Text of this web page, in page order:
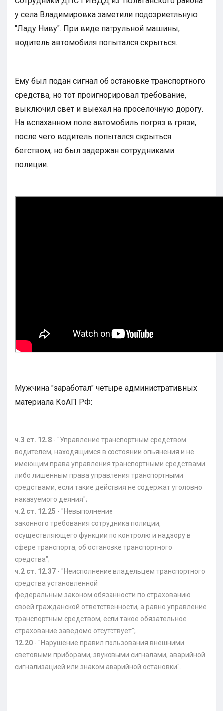
у села Владимировка заметили подозриетльную
"Ладу Ниву". При виде патрульной машины,
водитель автомобиля попытался скрыться.
Ему был подан сигнал об остановке транспортного
средства, но тот проигнорировал требование,
выключил свет и выехал на проселочную дорогу.
На вспаханном поле автомобиль погряз в грязи,
после чего водитель попытался скрыться
бегством, но был задержан сотрудниками
полиции.
Мужчина "заработал" четыре административных
материала КоАП РФ:
ч.3 ст. 12.8 - "Управление транспортным средством
водителем, находящимся в состоянии опьянения и не
имеющим права управления транспортными средствами
либо лишенным права управления транспортными
средствами, если такие действия не содержат уголовно
наказуемого деяния";
ч.2 ст. 12.25 - "Невыполнение
законного требования сотрудника полиции,
осуществляющего функции по контролю и надзору в
сфере транспорта, об остановке транспортного
средства";
ч.2 ст. 12.37 - "Неисполнение владельцем транспортного
средства установленной
федеральным законом обязанности по страхованию
своей гражданской ответственности, а равно управление
транспортным средством, если такое обязательное
страхование заведомо отсутствует";
12.20 - "Нарушение правил пользования внешними
световыми приборами, звуковыми сигналами, аварийной
сигнализацией или знаком аварийной остановки".